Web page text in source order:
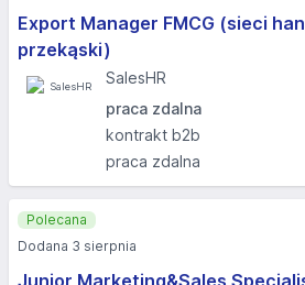
Export Manager FMCG (sieci
przekąski)
SalesHR
praca zdalna
kontrakt b2b
praca zdalna
Junior Marketing&Sales
Polecana
Dodana 3 sierpnia